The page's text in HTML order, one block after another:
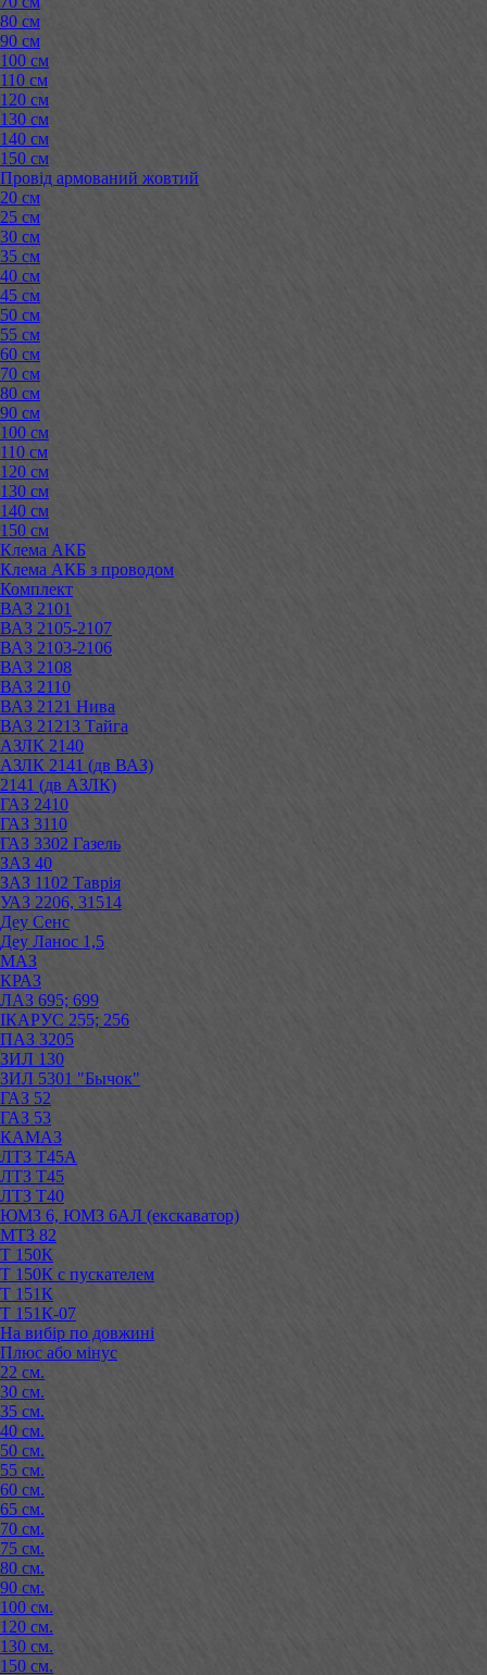
80 см
90 см
100 см
110 см
120 см
130 см
140 см
150 см
Провід армований жовтий
20 см
25 см
30 см
35 см
40 см
45 см
50 см
55 см
60 см
70 см
80 см
90 см
100 см
110 см
120 см
130 см
140 см
150 см
Клема АКБ
Клема АКБ з проводом
Комплект
ВАЗ 2101
ВАЗ 2105-2107
ВАЗ 2103-2106
ВАЗ 2108
ВАЗ 2110
ВАЗ 2121 Нива
ВАЗ 21213 Тайга
АЗЛК 2140
АЗЛК 2141 (дв ВАЗ)
2141 (дв АЗЛК)
ГАЗ 2410
ГАЗ 3110
ГАЗ 3302 Газель
ЗАЗ 40
ЗАЗ 1102 Таврія
УАЗ 2206, 31514
Деу Сенс
Деу Ланос 1,5
МАЗ
КРАЗ
ЛАЗ 695; 699
ІКАРУС 255; 256
ПАЗ 3205
ЗИЛ 130
ЗИЛ 5301 "Бычок"
ГАЗ 52
ГАЗ 53
КАМАЗ
ЛТЗ Т45А
ЛТЗ Т45
ЛТЗ Т40
ЮМЗ 6, ЮМЗ 6АЛ (екскаватор)
МТЗ 82
Т 150К
Т 150К с пускателем
Т 151К
Т 151К-07
На вибір по довжині
Плюс або мінус
22 см.
30 см.
35 см.
40 см.
50 см.
55 см.
60 см.
65 см.
70 см.
75 см.
80 см.
90 см.
100 см.
120 см.
130 см.
150 см.